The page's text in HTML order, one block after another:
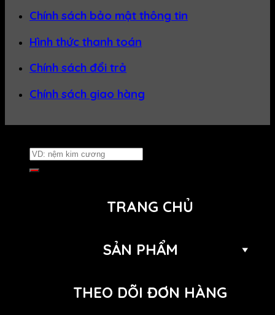
Chính sách bảo mật thông tin
Hình thức thanh toán
Chính sách đổi trả
Chính sách giao hàng
Tìm
kiếm:
TRANG CHỦ
SẢN PHẨM
THEO DÕI ĐƠN HÀNG